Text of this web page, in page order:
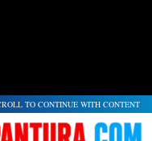
TO CONTINUE WITH CONTENT